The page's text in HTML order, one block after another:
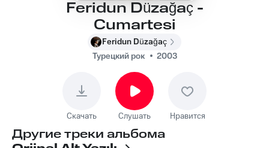
Feridun Düzağaç -
Cumartesi
Feridun Düzağaç
Турецкий рок
2003
Скачать Слушать Нравится
Другие треки альбома